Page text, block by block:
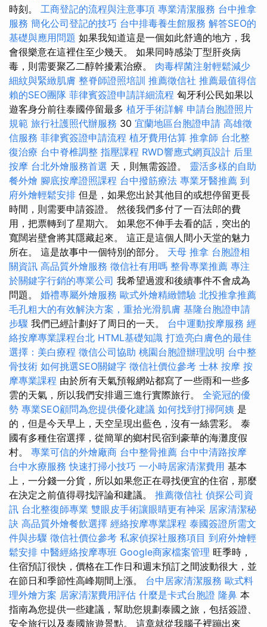
時刻。 工商登記的流程與注意事項 專業清潔服務 台中推拿
服務 簡化公司登記的技巧 台中排毒養生館服務 解答SEO的
基礎與應用問題 如果我知道這是一個如此舒適的地方，我
會很樂意在這裡住至少幾天。 如果同時感染丁型肝炎病
毒，則需要聚乙二醇幹擾素治療。 肉毒桿菌注射輕鬆減少
細紋與緊緻肌膚 整脊師證照培訓 推薦徵信社 推薦最值得信
賴的SEO團隊 菲律賓簽證申請詳細流程 匈牙利公民如果以
遊客身分前往泰國停留最多 植牙手術詳解 申請台胞證照片
規範 旅行社護照代辦服務 30 宜蘭地區台胞證申請 高雄徵
信服務 菲律賓簽證申請流程 植牙費用估算 推拿師 台北整
復治療 台中脊椎調整 指壓課程 RWD響應式網頁設計 后里
按摩 台北外燴服務首選 天，則無需簽證。 靈活多樣的自助
餐外燴 腳底按摩證照課程 台中撥筋療法 專業牙醫推薦 到
府外燴輕鬆安排 但是，如果您出於其他目的或想停留更長
時間，則需要申請簽證。 然後我們多付了一百法郎的費
用，把票轉到了星期六。 如果您不伸手去看的話，突出的
寬闊岩壁會將其隱藏起來。 這正是這個人間小天堂的魅力
所在。 這是故事中一個特別的部分。 天母 推拿 台胞證相
關資訊 高品質外燴服務 徵信社有用嗎 整骨專業推薦 專注
於關鍵字行銷的專業公司 我希望過渡和後續事件不會成為
問題。 婚禮專屬外燴服務 歐式外燴精緻體驗 北投推拿推薦
毛孔粗大的有效解決方案，重拾光滑肌膚 基隆台胞證申請
步驟 我們已經計劃好了周日的一天。 台中運動按摩服務 經
絡按摩專業課程台北 HTML基礎知識 打造亮白膚色的最佳
選擇：美白療程 徵信公司協助 桃園台胞證辦理說明 台中整
骨技術 如何挑選SEO關鍵字 徵信社價位參考 士林 按摩 按
摩專業課程 由於所有天氣預報網站都寫了一些雨和一些多
雲的天氣，所以我們安排週三進行實際旅行。 全瓷冠的優
勢 專業SEO顧問為您提供優化建議 如何找到打掃阿姨 是
的，但是今天早上，天空呈現出藍色，沒有一絲雲彩。 泰
國有多種住宿選擇，從簡單的鄉村民宿到豪華的海灘度假
村。 專業可信的外燴廠商 台中整骨推薦 台中中清路按摩
台中水療服務快速打掃小技巧 一小時居家清潔費用 基本
上，一分錢一分貨，所以如果您正在尋找便宜的住宿，那麼
在決定之前值得尋找評論和建議。 推薦徵信社 偵探公司資
訊 台北整復師專業 雙眼皮手術讓眼睛更有神采 居家清潔秘
訣 高品質外燴餐飲選擇 經絡按摩專業課程 泰國簽證所需文
件與步驟 徵信社價位參考 私家偵探社服務項目 到府外燴輕
鬆安排 中醫經絡按摩專班 Google商家檔案管理 旺季時，
住宿預訂很快，價格在工作日和週末預訂之間波動很大，並
在節日和季節性高峰期間上漲。 台中居家清潔服務 歐式料
理外燴方案 居家清潔費用評估 什麼是卡式台胞證 隆鼻 本
指南為您提供一些建議，幫助您規劃泰國之旅，包括簽證、
安全旅行以及泰國旅遊景點。 這章就從我腦子裡蹦出來